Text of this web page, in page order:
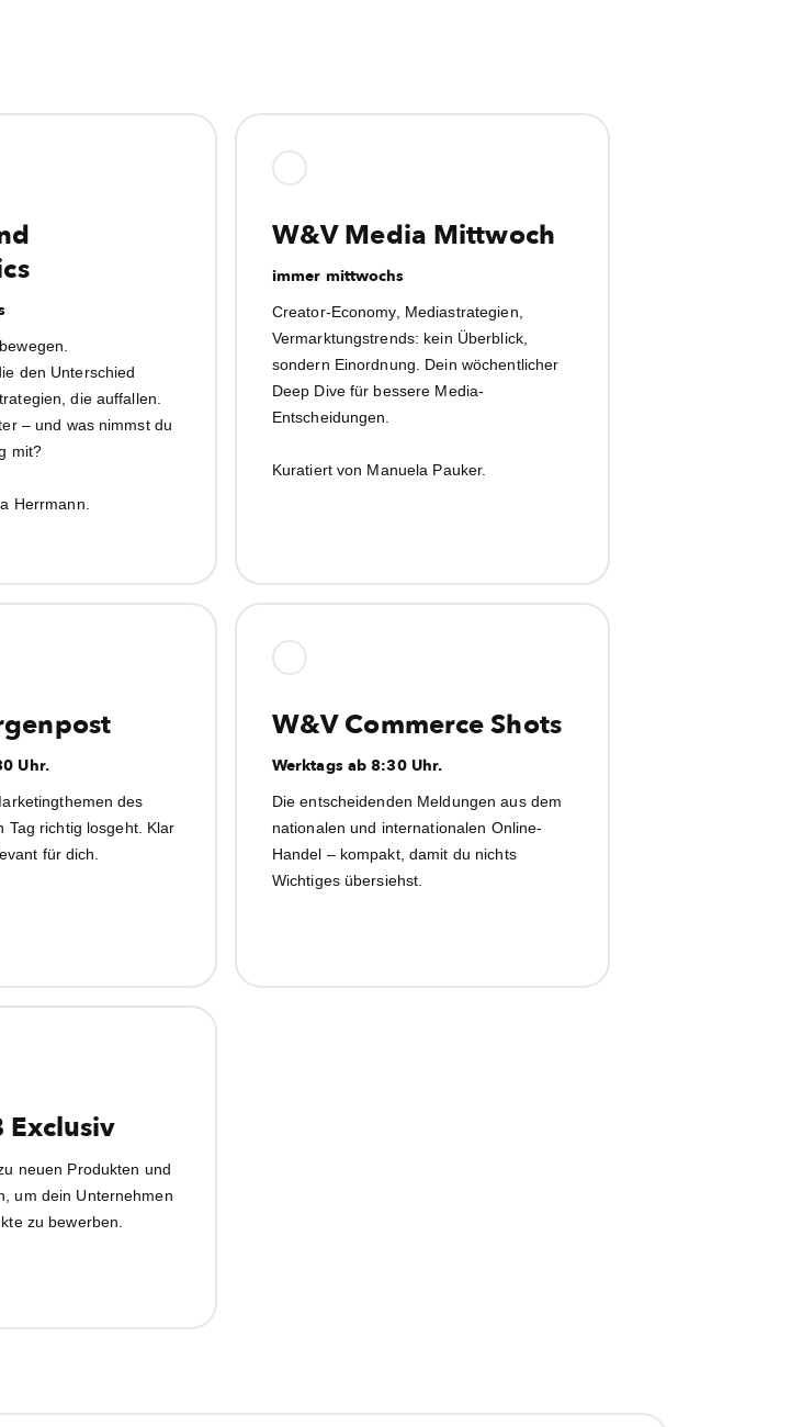
den Unterschied
die auffallen.
– und was nimmst du
mit?
Herrmann.
W&V Media Mittwoch
immer mittwochs
Creator-Economy, Mediastrategien,
Vermarktungstrends: kein Überblick,
sondern Einordnung. Dein wöchentlicher
Deep Dive für bessere Media-
Entscheidungen.
Kuratiert von Manuela Pauker.
Uhr.
des
Tag richtig losgeht. Klar
für dich.
W&V Commerce Shots
Werktags ab 8:30 Uhr.
Die entscheidenden Meldungen aus dem
nationalen und internationalen Online-
Handel – kompakt, damit du nichts
Wichtiges übersiehst.
Exclusiv
neuen Produkten und
um dein Unternehmen
zu bewerben.